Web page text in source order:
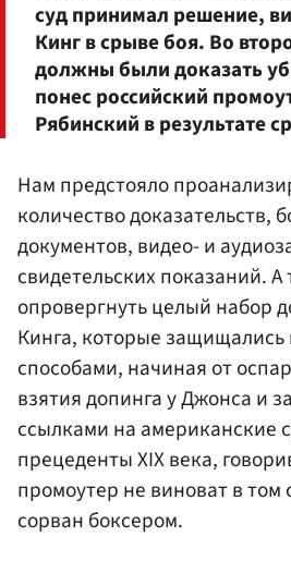
суд принимал решение,
Кинг в срыве боя. Во
должны были доказать
понес российский
Рябинский в результате
Нам предстояло
количество доказательств,
документов, видео- и
свидетельских показаний. А
опровергнуть целый набор
Кинга, которые
способами, начиная от
взятия допинга у Джонса и
ссылками на американские
прецеденты XIX века,
промоутер не виноват в том
сорван боксером.